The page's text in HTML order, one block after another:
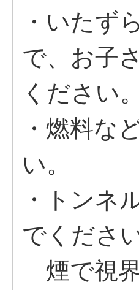
・いたず
で、お子
ください。
・燃料な
い。
・トンネ
でください
煙で視